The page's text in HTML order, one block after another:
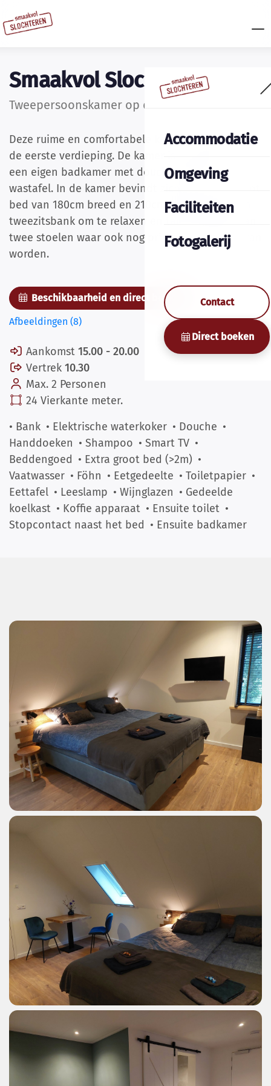
Accommodatie
Omgeving
Faciliteiten
Fotogalerij
Contact
Direct boeken
Smaakvol Slochteren
Tweepersoonskamer op de eerste verdieping
Deze ruime en comfortabele kamer is gelegen op
de eerste verdieping. De kamer is voorzien van
een eigen badkamer met douche, toilet en
wastafel. In de kamer bevindt zich een extra groot
bed van 180cm breed en 210cm lang. Tevens een
tweezitsbank om te relaxen en tafel voorzien van
twee stoelen waar ook nog prima aan gewerkt kan
worden.
Beschikbaarheid en direct boeken
Afbeeldingen (8)
Aankomst 15.00 - 20.00
Vertrek 10.30
Max. 2 Personen
24 Vierkante meter.
• Bank • Elektrische waterkoker • Douche •
Handdoeken • Shampoo • Smart TV •
Beddengoed • Extra groot bed (>2m) •
Vaatwasser • Föhn • Eetgedeelte • Toiletpapier •
Eettafel • Leeslamp • Wijnglazen • Gedeelde
koelkast • Koffie apparaat • Ensuite toilet •
Stopcontact naast het bed • Ensuite badkamer